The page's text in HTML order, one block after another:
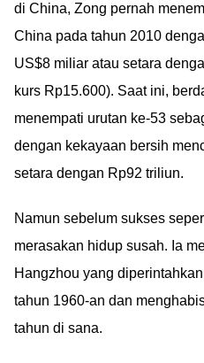
di China, Zong pernah
China pada tahun 2010
US$8 miliar atau setara
kurs Rp15.600). Saat ini,
menempati urutan ke-53
dengan kekayaan bersih
setara dengan Rp92 triliun.
Namun sebelum sukses
merasakan hidup susah. Ia
Hangzhou yang
tahun 1960-an dan
tahun di sana.